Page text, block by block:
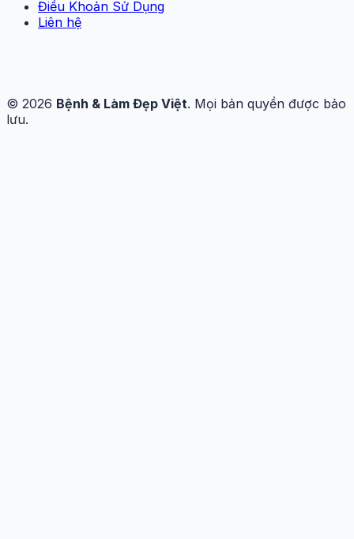
Điều Khoản Sử Dụng
Liên hệ
© 2026 Bệnh & Làm Đẹp Việt. Mọi bản quyền được bảo
lưu.